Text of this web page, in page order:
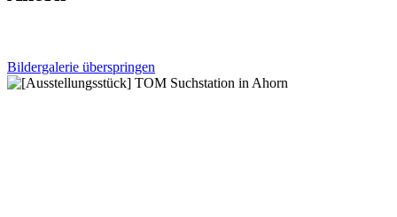
Bildergalerie überspringen